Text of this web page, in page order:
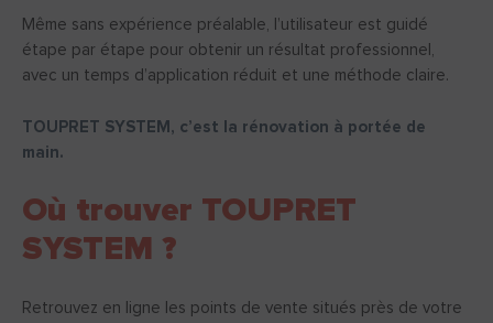
Même sans expérience préalable, l’utilisateur est guidé
étape par étape pour obtenir un résultat professionnel,
avec un temps d’application réduit et une méthode claire.
TOUPRET SYSTEM, c’est la rénovation à portée de
main.
Où trouver TOUPRET
SYSTEM ?
Retrouvez en ligne les points de vente situés près de votre